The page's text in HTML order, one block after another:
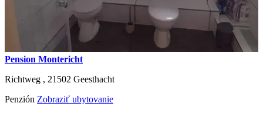
Pension Montericht
Richtweg , 21502 Geesthacht
Penzión Zobraziť ubytovanie